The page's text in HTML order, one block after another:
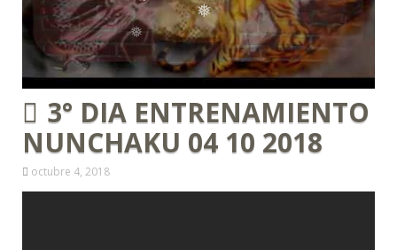
❅
❅
❅
❅
❅ ❅
3° DIA ENTRENAMIENTO
NUNCHAKU 04 10 2018
octubre 4, 2018